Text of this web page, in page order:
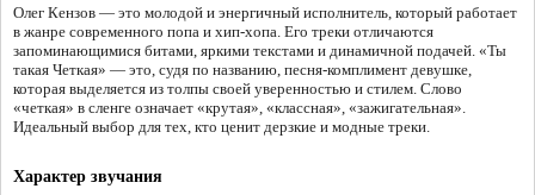
Олег Кензов — это молодой и энергичный исполнитель, который работает
в жанре современного попа и хип-хопа. Его треки отличаются
запоминающимися битами, яркими текстами и динамичной подачей. «Ты
такая Четкая» — это, судя по названию, песня-комплимент девушке,
которая выделяется из толпы своей уверенностью и стилем. Слово
«четкая» в сленге означает «крутая», «классная», «зажигательная».
Идеальный выбор для тех, кто ценит дерзкие и модные треки.
Характер звучания